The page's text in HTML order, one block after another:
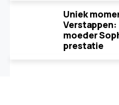
Uniek
Verstappen:
moeder
prestatie